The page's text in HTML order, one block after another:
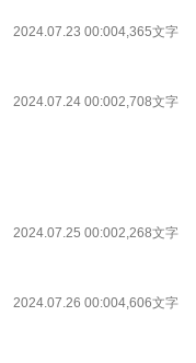
2024.07.23 00:004,365文字
2024.07.24 00:002,708文字
2024.07.25 00:002,268文字
2024.07.26 00:004,606文字